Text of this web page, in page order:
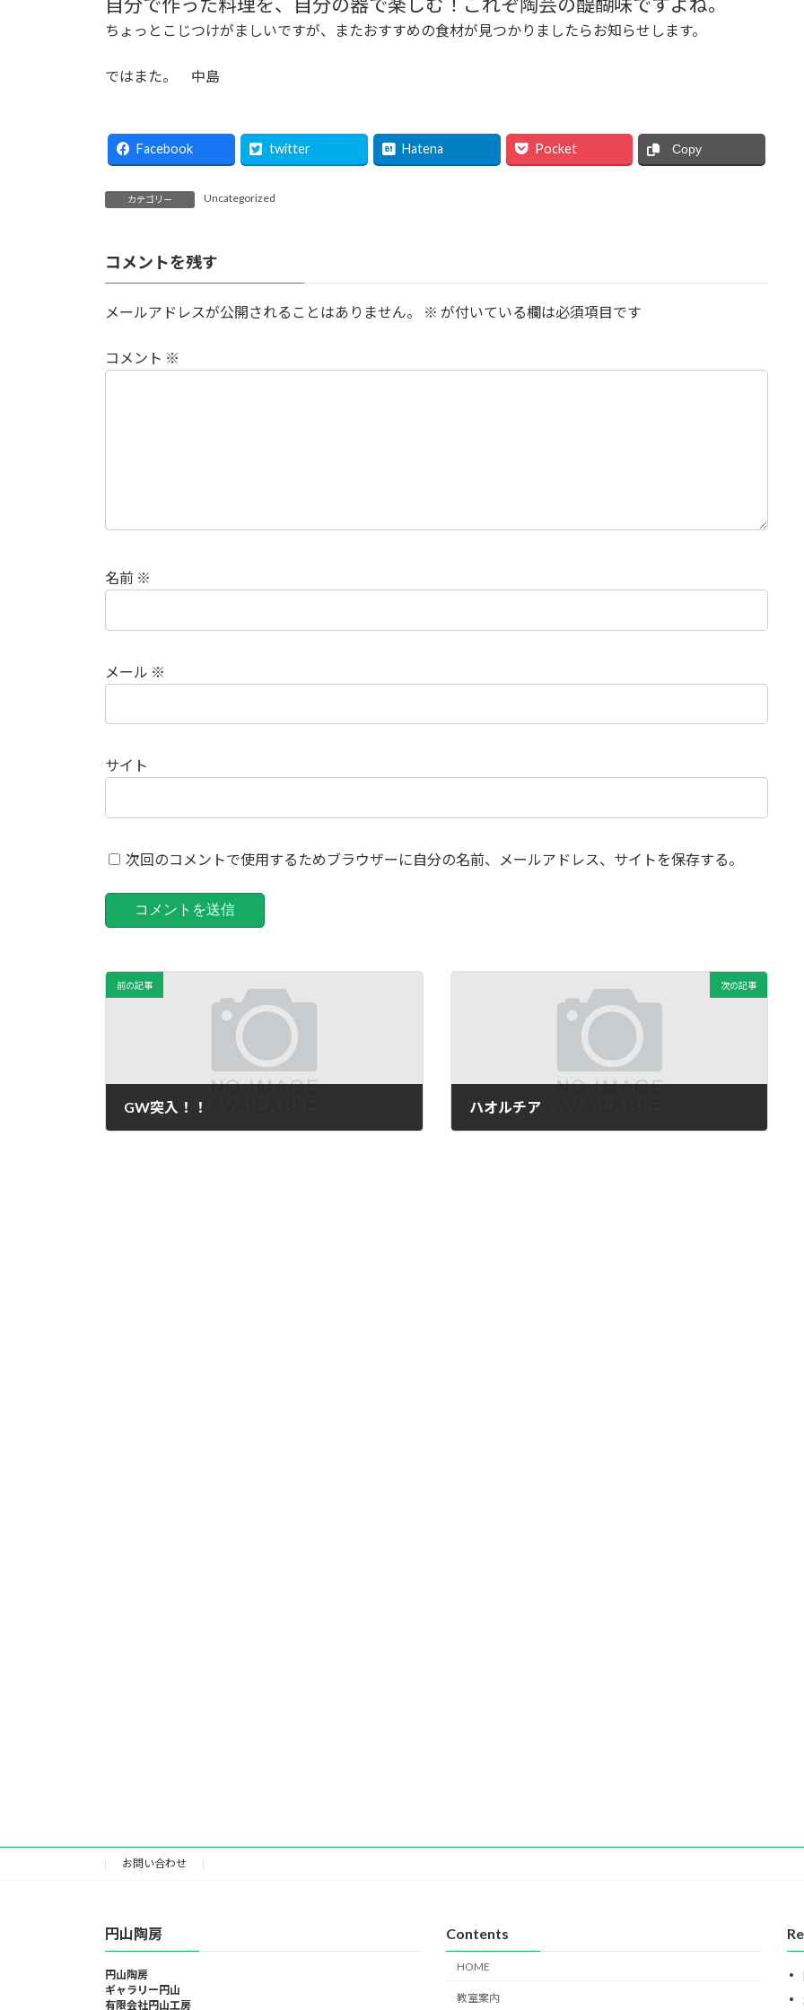
ちょっとこじつけがましいですが、またおすすめの食材が見つかりましたらお知らせします。
ではまた。 中島
Facebook twitter Hatena Pocket Copy
カテゴリー Uncategorized
コメントを残す
メールアドレスが公開されることはありません。 ※ が付いている欄は必須項目です
コメント ※
名前 ※
メール ※
サイト
次回のコメントで使用するためブラウザーに自分の名前、メールアドレス、サイトを保存する。
前の記事
GW突入！！
次の記事
ハオルチア
お問い合わせ
円山陶房
円山陶房
ギャラリー円山
有限会社円山工房
Contents
HOME
教室案内